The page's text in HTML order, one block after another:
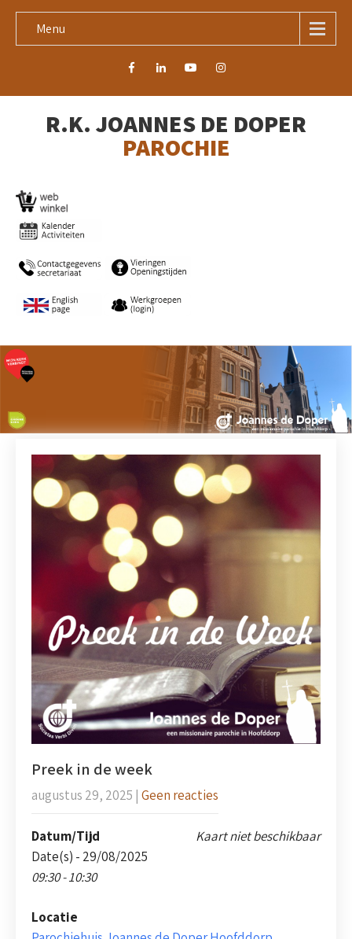
Menu
R.K. JOANNES DE DOPER
PAROCHIE
Preek in de week
augustus 29, 2025 | Geen reacties
Kaart niet beschikbaar
Datum/Tijd
Date(s) - 29/08/2025
09:30 - 10:30
Locatie